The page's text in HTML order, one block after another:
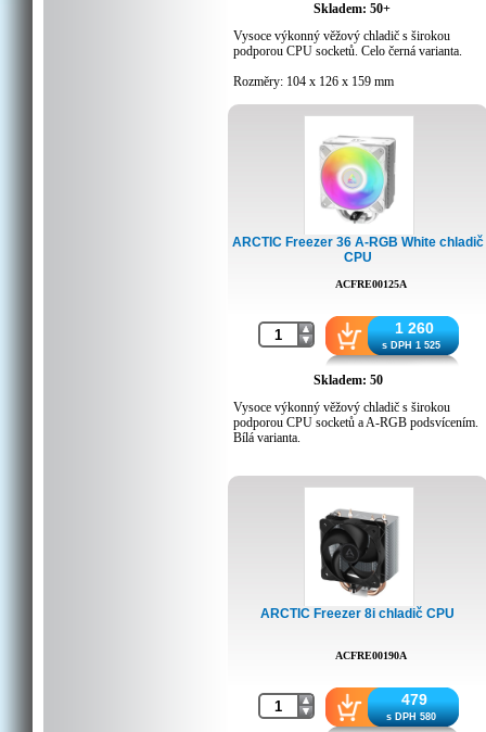
Skladem: 50+
Vysoce výkonný věžový chladič s širokou
podporou CPU socketů. Celo černá varianta.
Rozměry: 104 x 126 x 159 mm
Počet Heat-pipe trubiček: 4
Tloušťka Heat-pipe: 6mm
Typ ložiska: Fluidní dynamická
Kompatibilní se sockety: Intel® LGA1851 |
LGA1700
Kompatibilní se sockety: AMD AM5 | AM4
ARCTIC Freezer 36 A-RGB White chladič
CPU
ACFRE00125A
1 260
s DPH 1 525
Skladem: 50
Vysoce výkonný věžový chladič s širokou
podporou CPU socketů a A-RGB podsvícením.
Bílá varianta.
Rychlost otáček: 200 – 2 000 ot./min (řízeno
Počet Heat-pipe trubiček: 4
Tloušťka Heat-pipe: 6mm
Typ ložiska: Dluidní dynamická
Kompatibilní se sockety: Intel® LGA1851 |
LGA1700
ARCTIC Freezer 8i chladič CPU
ACFRE00190A
479
s DPH 580